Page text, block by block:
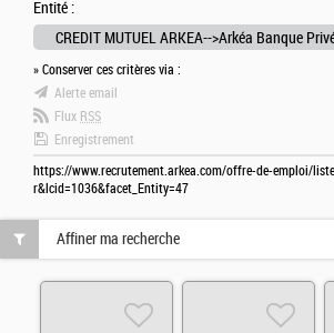
Entité :
CREDIT MUTUEL ARKEA-->Arkéa Banque
» Conserver ces critères via :
Alerte email
Flux RSS
Enregistrement
https://www.recrutement.arkea.com/offre-de-emploi/
r&lcid=1036&facet_Entity=47
Affiner ma recherche